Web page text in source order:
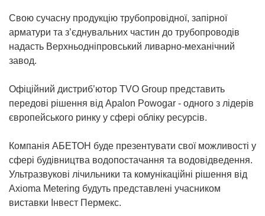
Свою сучасну продукцію трубопровідної, запірної
арматури та з’єднувальних частин до трубопроводів
надасть Верхньодніпровський ливарно-механічний
завод.
Офіційний дистриб’ютор TVO Group представить
передові рішення від Apalon Powogar - одного з лідерів
європейського ринку у сфері обліку ресурсів.
Компанія АБЕТОН буде презентувати свої можливості у
сфері будівництва водопостачання та водовідведення.
Ультразвукові лічильники та комунікаційні рішення від
Axioma Metering будуть представлені учасником
виставки Інвест Пермекс.